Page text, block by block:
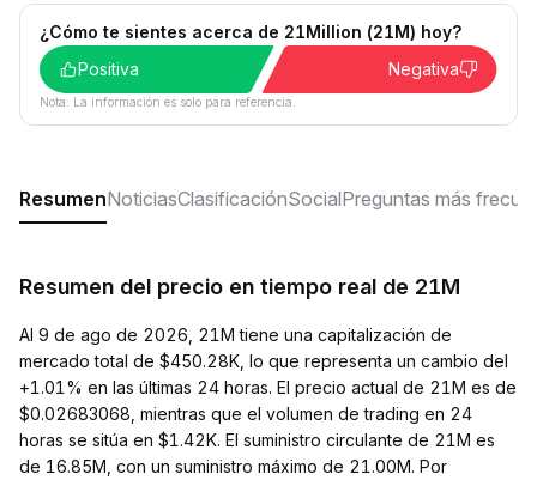
¿Cómo te sientes acerca de 21Million (21M) hoy?
Positiva
Negativa
Nota: La información es solo para referencia.
ResumenNoticiasClasificaciónSocialPreguntas más
Resumen del precio en tiempo real de 21M
Al 9 de ago de 2026, 21M tiene una capitalización de
mercado total de $450.28K, lo que representa un cambio del
+1.01% en las últimas 24 horas. El precio actual de 21M es de
$0.02683068, mientras que el volumen de trading en 24
horas se sitúa en $1.42K. El suministro circulante de 21M es
de 16.85M, con un suministro máximo de 21.00M. Por